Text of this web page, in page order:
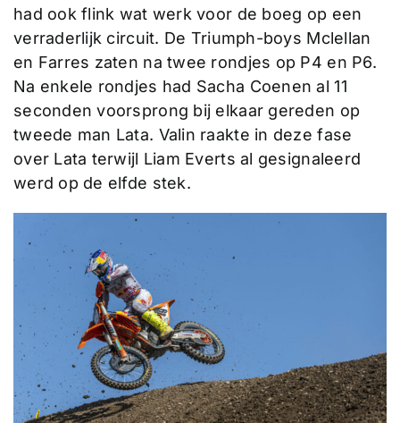
had ook flink wat werk voor de boeg op een
verraderlijk circuit. De Triumph-boys Mclellan
en Farres zaten na twee rondjes op P4 en P6.
Na enkele rondjes had Sacha Coenen al 11
seconden voorsprong bij elkaar gereden op
tweede man Lata. Valin raakte in deze fase
over Lata terwijl Liam Everts al gesignaleerd
werd op de elfde stek.